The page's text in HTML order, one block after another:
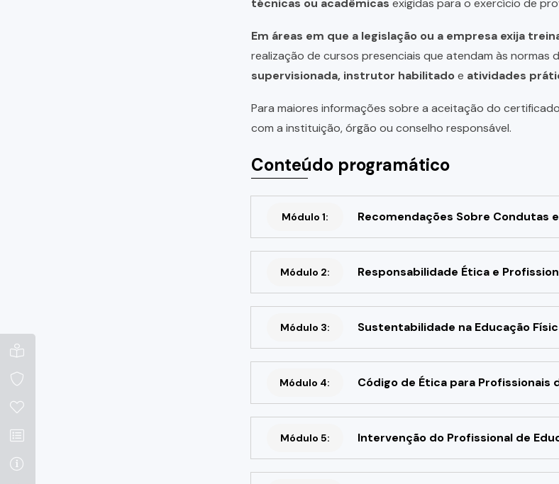
técnicas ou acadêmicas exigidas para o exercício de
Em áreas em que a legislação ou a empresa exija
realização de cursos presenciais que atendam às normas
supervisionada, instrutor habilitadoe atividades
Para maiores informações sobre a aceitação do
com a instituição, órgão ou conselho responsável.
Conteúdo programático
Módulo 1: Recomendações Sobre Condutas
Módulo 2: Responsabilidade Ética e
Módulo 3: Sustentabilidade na Educação
Módulo 4: Código de Ética para Profissionais
Módulo 5: Intervenção do Profissional de